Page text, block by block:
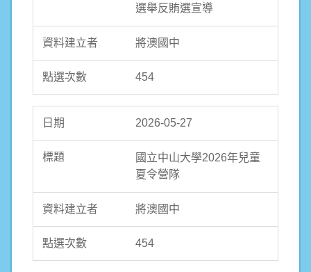
選舉反賄選宣導
將澳國中
454
2026-05-27
國立中山大學2026年兒童
夏令營隊
將澳國中
454